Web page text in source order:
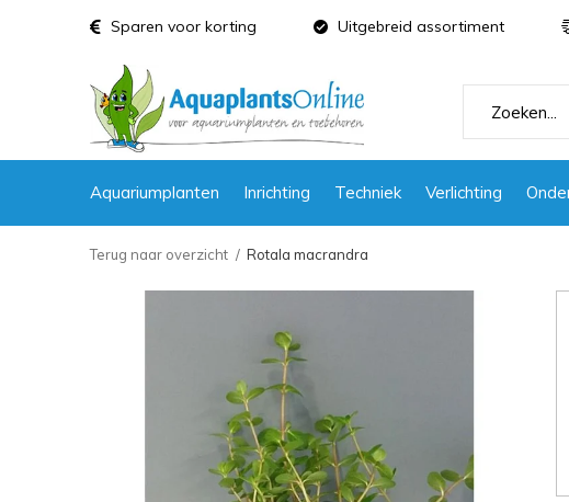
Aquariumplanten Inrichting Techniek Verlichting
Sparen voor korting Uitgebreid assortiment
Terug naar overzicht Rotala macrandra